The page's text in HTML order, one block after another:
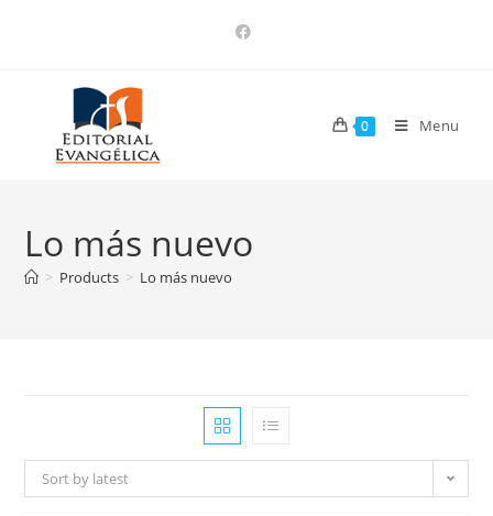
0 Menu
Lo más nuevo
> Products > Lo más nuevo
Sort by latest